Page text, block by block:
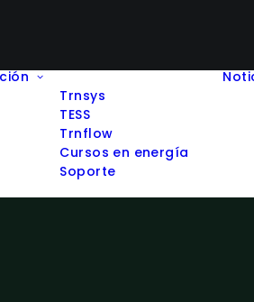
Trnsys
TESS
Trnflow
Cursos en energía
Soporte